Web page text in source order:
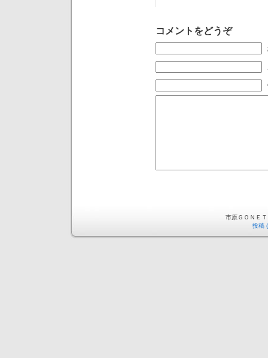
コメントをどうぞ
市原ＧＯＮＥ
投稿